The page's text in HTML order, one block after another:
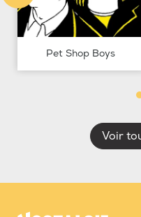
Pet Shop Boys
Voir